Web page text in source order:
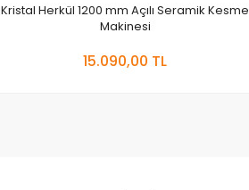
Kristal Herkül 1200 mm Açılı Seramik Kesme
Makinesi
15.090,00 TL